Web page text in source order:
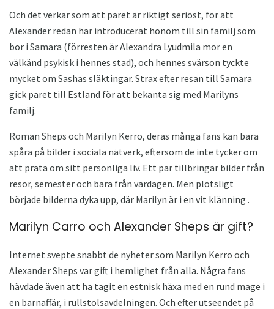
Och det verkar som att paret är riktigt seriöst, för att
Alexander redan har introducerat honom till sin familj som
bor i Samara (förresten är Alexandra Lyudmila mor en
välkänd psykisk i hennes stad), och hennes svärson tyckte
mycket om Sashas släktingar. Strax efter resan till Samara
gick paret till Estland för att bekanta sig med Marilyns
familj.
Roman Sheps och Marilyn Kerro, deras många fans kan bara
spåra på bilder i sociala nätverk, eftersom de inte tycker om
att prata om sitt personliga liv. Ett par tillbringar bilder från
resor, semester och bara från vardagen. Men plötsligt
började bilderna dyka upp, där Marilyn är i en vit klänning .
Marilyn Carro och Alexander Sheps är gift?
Internet svepte snabbt de nyheter som Marilyn Kerro och
Alexander Sheps var gift i hemlighet från alla. Några fans
hävdade även att ha tagit en estnisk häxa med en rund mage i
en barnaffär, i rullstolsavdelningen. Och efter utseendet på